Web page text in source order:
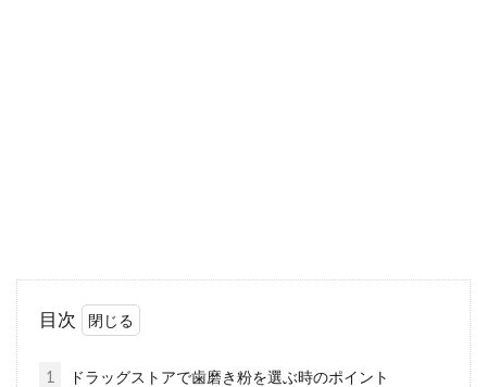
目次
1 ドラッグストアで歯磨き粉を選ぶ時のポイント